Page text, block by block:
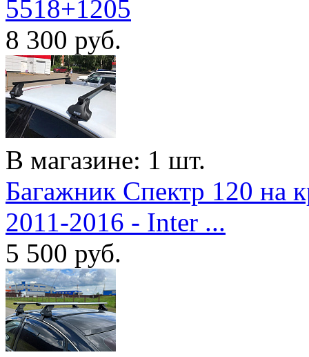
5518+1205
8 300 руб.
В магазине: 1 шт.
Багажник Спектр 120 на
2011-2016 - Inter ...
5 500 руб.